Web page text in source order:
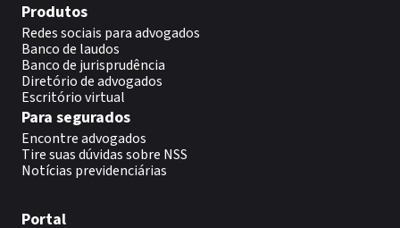
Produtos
Redes sociais para advogados
Banco de laudos
Banco de jurisprudência
Diretório de advogados
Escritório virtual
Para segurados
Encontre advogados
Tire suas dúvidas sobre NSS
Notícias previdenciárias
Portal